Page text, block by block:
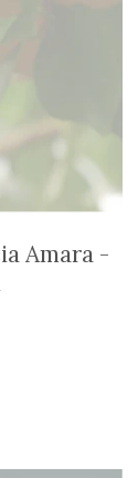
Amara -
16,90 €
€)